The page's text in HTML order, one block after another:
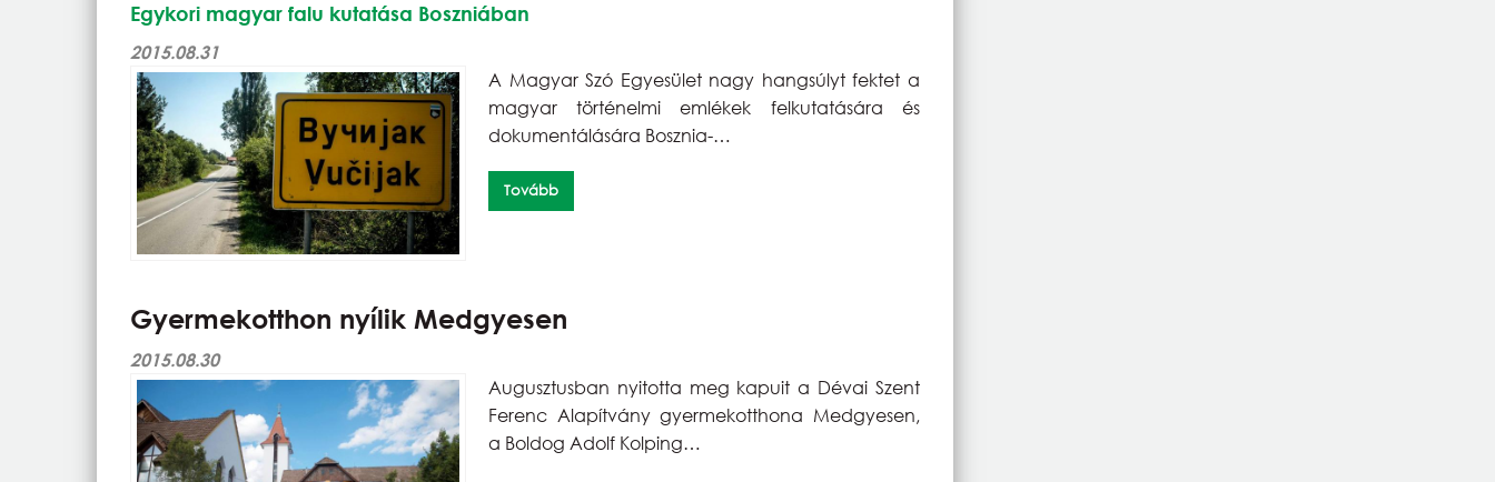
Egykori magyar falu kutatása Boszniában
2015.08.31
A Magyar Szó Egyesület nagy hangsúlyt fektet a
magyar történelmi emlékek felkutatására és
dokumentálására Bosznia-…
Tovább
Gyermekotthon nyílik Medgyesen
2015.08.30
Augusztusban nyitotta meg kapuit a Dévai Szent
Ferenc Alapítvány gyermekotthona Medgyesen,
a Boldog Adolf Kolping…